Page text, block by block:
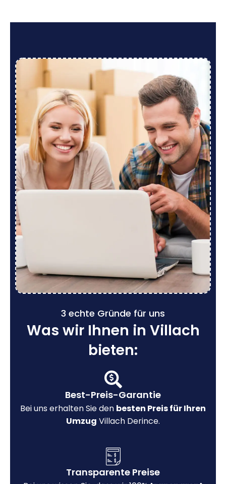
3 echte Gründe für uns
Was wir Ihnen in Villach
bieten:
Best-Preis-Garantie
Bei uns erhalten Sie den besten Preis für Ihren
Umzug Villach Derince.
Transparente Preise